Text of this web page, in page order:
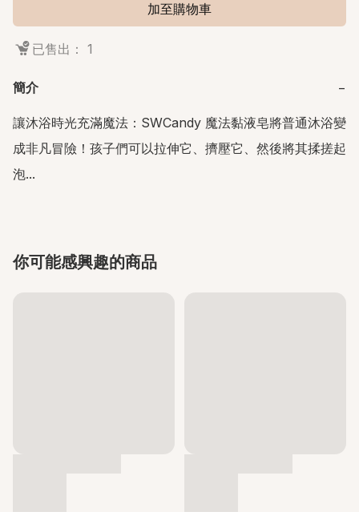
加至購物車
已售出： 1
簡介 −
讓沐浴時光充滿魔法：SWCandy 魔法黏液皂將普通沐浴變
成非凡冒險！孩子們可以拉伸它、擠壓它、然後將其揉搓起
泡...
你可能感興趣的商品